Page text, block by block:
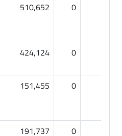
510,652 0
424,124 0
151,455 0
191,737 0